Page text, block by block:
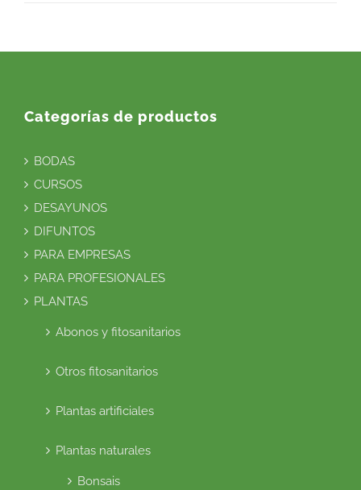
Categorías de productos
BODAS
CURSOS
DESAYUNOS
DIFUNTOS
PARA EMPRESAS
PARA PROFESIONALES
PLANTAS
Abonos y fitosanitarios
Otros fitosanitarios
Plantas artificiales
Plantas naturales
Bonsais